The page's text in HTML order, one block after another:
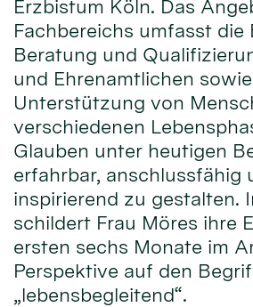
Erzbistum Köln. Das
Fachbereichs umfasst die
Beratung und
und Ehrenamtlichen
Unterstützung von
verschiedenen
Glauben unter heutigen
erfahrbar, anschlussfähig
inspirierend zu gestalten.
schildert Frau Möres ihre
ersten sechs Monate im
Perspektive auf den
„lebensbegleitend“.